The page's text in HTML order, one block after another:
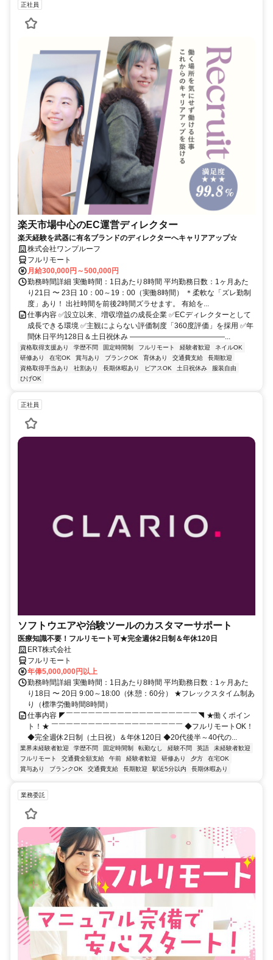
正社員
楽天市場中心のEC運営ディレクター
楽天経験を武器に有名ブランドのディレクターへキャリアアップ☆
株式会社ワンプルーフ
フルリモート
月給300,000円～500,000円
勤務時間詳細 実働時間：1日あたり8時間 平均勤務日数：1ヶ月あた
り21日 〜 23日 10：00～19：00（実働8時間） ＊柔軟な「ズレ勤制
度」あり！ 出社時間を前後2時間ズラせます。 有給を...
仕事内容 ✅設立以来、増収増益の成長企業 ✅ECディレクターとして
成長できる環境 ✅主観によらない評価制度「360度評価」を採用 ✅年
間休日平均128日＆土日祝休み ―――――――――――――...
資格取得支援あり 学歴不問 固定時間制 フルリモート 経験者歓迎
ネイルOK
研修あり
在宅OK 賞与あり ブランクOK 育休あり 交通費支給
長期歓迎
資格取得手当あり
社割あり 長期休暇あり ピアスOK 土日祝休み
服装自由
ひげOK
正社員
ソフトウエアや治験ツールのカスタマーサポート
医療知識不要！フルリモート可★完全週休2日制＆年休120日
ERT株式会社
フルリモート
年俸5,000,000円以上
勤務時間詳細 実働時間：1日あたり8時間 平均勤務日数：1ヶ月あた
り18日 〜 20日 9:00～18:00（休憩：60分） ★フレックスタイム制あ
り（標準労働時間8時間）
仕事内容 ◤￣￣￣￣￣￣￣￣￣￣￣￣￣￣￣￣￣￣◥ ★働くポイン
ト！★ ￣￣￣￣￣￣￣￣￣￣￣￣￣￣￣￣￣￣ ◆フルリモートOK！
◆完全週休2日制（土日祝）＆年休120日 ◆20代後半～40代の...
業界未経験者歓迎 学歴不問 固定時間制 転勤なし 経験不問 英語
未経験者歓迎
フルリモート
交通費全額支給 午前 経験者歓迎 研修あり 夕方
在宅OK
賞与あり
ブランクOK 交通費支給 長期歓迎 駅近5分以内 長期休暇あり
業務委託